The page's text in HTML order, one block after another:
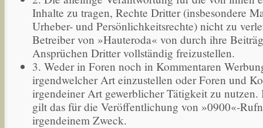
Inhalte zu tragen, Rechte Dritter (insbesondere
Urheber- und Persönlichkeitsrechte) nicht zu
Betreiber von »Hauteroda« von durch ihre
Ansprüchen Dritter vollständig freizustellen.
3. Weder in Foren noch in Kommentaren
irgendwelcher Art einzustellen oder Foren und
irgendeiner Art gewerblicher Tätigkeit zu nutzen.
gilt das für die Veröffentlichung von »0900«-
irgendeinem Zweck.